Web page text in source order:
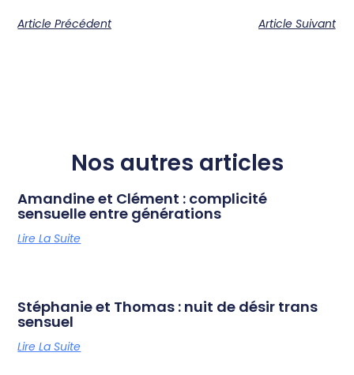
Article Précédent Article Suivant
Nos autres articles
Amandine et Clément : complicité
sensuelle entre générations
Lire La Suite
Stéphanie et Thomas : nuit de désir trans
sensuel
Lire La Suite